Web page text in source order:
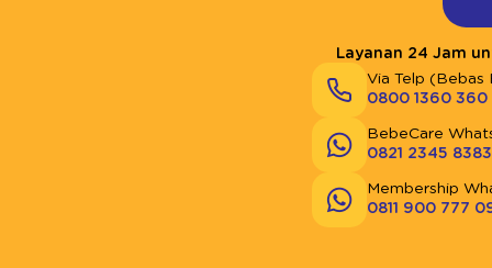
Layanan 24 Jam
Via Telp (Bebas
0800 1360 360
BebeCare
0821 2345 8383
Membership
0811 900 777